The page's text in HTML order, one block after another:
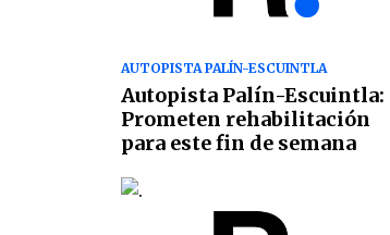
AUTOPISTA PALÍN-ESCUINTLA
Autopista Palín-Escuintla:
Prometen rehabilitación
para este fin de semana